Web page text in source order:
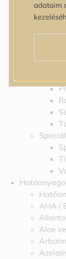
AHA /
Aloe
Arbutin
adataim